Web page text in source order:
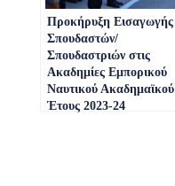
Προκήρυξη Εισαγωγής
Σπουδαστών/
Σπουδαστριών στις
Ακαδημίες Εμπορικού
Ναυτικού Ακαδημαϊκού
Έτους 2023-24